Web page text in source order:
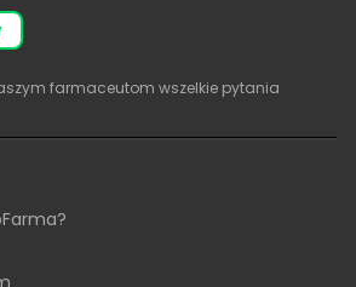
farmaceutom wszelkie pytania